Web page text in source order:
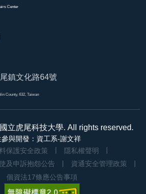
Center
鎮文化路64號
County, 632, Taiwan
國立虎尾科技大學. All rights reserved.
參與開發：資工系-謝文祥
保護安全政策
隱私權聲明
及申訴抱怨公告
資通安全管理政策
個資法17條應公告事項